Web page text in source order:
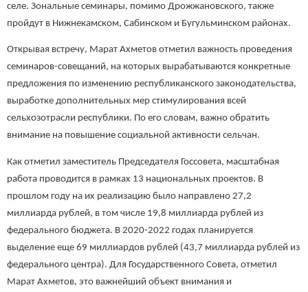
селе. Зональные семинары, помимо Дрожжановского, также
пройдут в Нижнекамском, Сабинском и Бугульминском районах.
Открывая встречу, Марат Ахметов отметил важность проведения
семинаров-совещаний, на которых вырабатываются конкретные
предложения по изменению республиканского законодательства,
выработке дополнительных мер стимулирования всей
сельхозотрасли республики. По его словам, важно обратить
внимание на повышение социальной активности сельчан.
Как отметил заместитель Председателя Госсовета, масштабная
работа проводится в рамках 13 национальных проектов. В
прошлом году на их реализацию было направлено 27,2
миллиарда рублей, в том числе 19,8 миллиарда рублей из
федерального бюджета. В 2020-2022 годах планируется
выделение еще 69 миллиардов рублей (43,7 миллиарда рублей из
федерального центра). Для Государственного Совета, отметил
Марат Ахметов, это важнейший объект внимания и